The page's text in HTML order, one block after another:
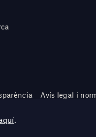
Avís legal i
.